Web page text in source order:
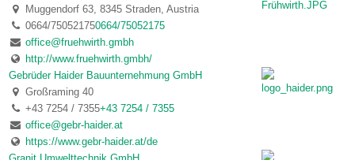
Muggendorf 63, 8345 Straden, Austria
0664/750521750664/75052175
office@fruehwirth.gmbh
http://www.fruehwirth.gmbh/
Gebrüder Haider Bauunternehmung GmbH
Großraming 40
+43 7254 / 7355+43 7254 / 7355
office@gebr-haider.at
https://www.gebr-haider.at/de